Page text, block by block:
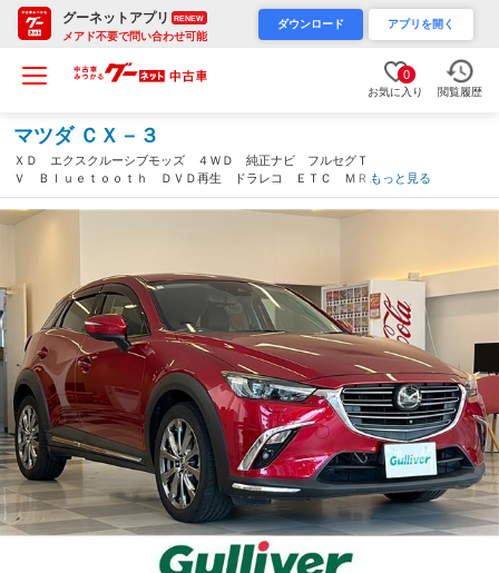
グーネットアプリ RENEW
メアド不要で問い合わせ可能
ダウンロード アプリを開く
0
お気に入り 閲覧履歴
マツダ ＣＸ－３
ＸＤ エクスクルーシブモッズ ４ＷＤ 純正ナビ フルセグＴ
Ｖ Ｂｌｕｅｔｏｏｔｈ ＤＶＤ再生 ドラレコ ＥＴＣ ＭＲＣ
Ｃ 革シート シートヒーター ステアリングヒーター ＢＳＭ
ヘッドアップディスプレイ 純正マット 純正アルミ（石川県）
もっと見る